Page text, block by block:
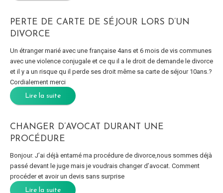
PERTE DE CARTE DE SÉJOUR LORS D’UN
DIVORCE
Un étranger marié avec une française 4ans et 6 mois de vis communes
avec une violence conjugale et ce qu il a le droit de demande le divorce
et il y a un risque qu il perde ses droit même sa carte de séjour 10ans.?
Cordialement merci
Lire la suite
CHANGER D’AVOCAT DURANT UNE
PROCÉDURE
Bonjour. J’ai déjà entamé ma procédure de divorce,nous sommes déjà
passé devant le juge mais je voudrais changer d’avocat. Comment
procéder et avoir un devis sans surprise
Lire la suite